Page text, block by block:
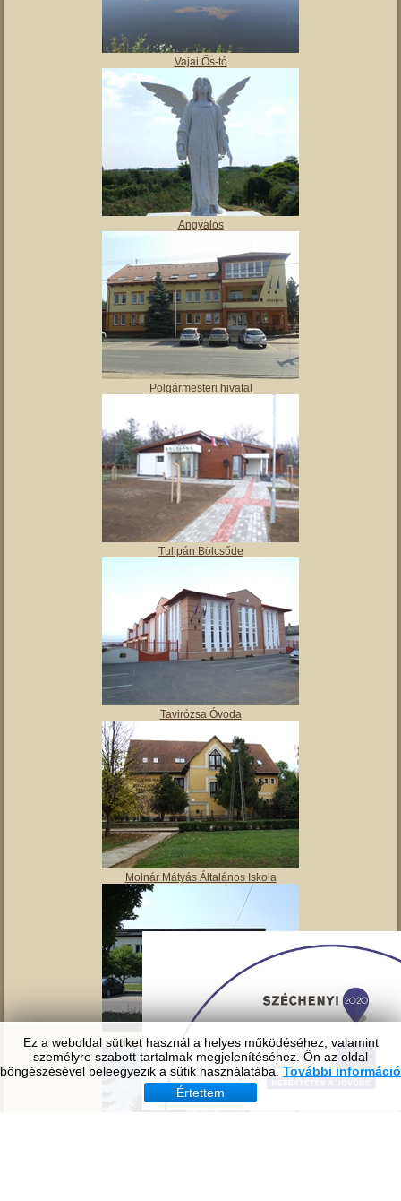
Ez a weboldal sütiket használ a helyes működéséhez, valamint
személyre szabott tartalmak megjelenítéséhez. Ön az oldal
böngészésével beleegyezik a sütik használatába. További információ
Értettem
Vajai Ős-tó
Angyalos
Polgármesteri hivatal
Tulipán Bölcsőde
Tavirózsa Óvoda
Molnár Mátyás Általános Iskola
Vajai Művelődési ház és könyvtár